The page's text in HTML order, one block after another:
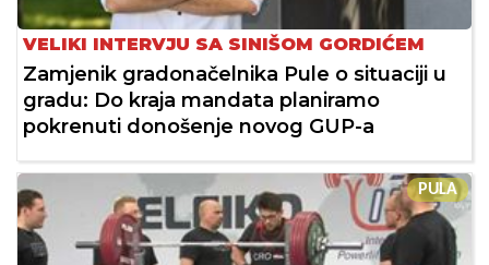
VELIKI INTERVJU SA SINIŠOM GORDIĆEM
Zamjenik gradonačelnika Pule o situaciji u
gradu: Do kraja mandata planiramo
pokrenuti donošenje novog GUP-a
PULA